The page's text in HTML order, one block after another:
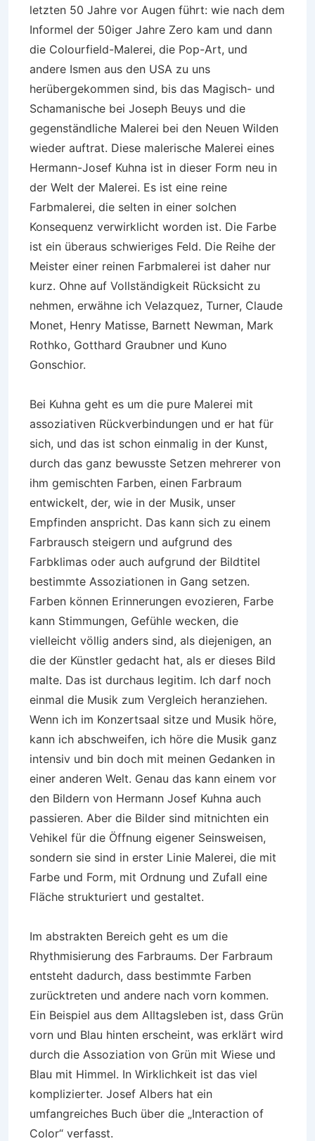
letzten 50 Jahre vor Augen führt: wie nach dem
Informel der 50iger Jahre Zero kam und dann
die Colourfield-Malerei, die Pop-Art, und
andere Ismen aus den USA zu uns
herübergekommen sind, bis das Magisch- und
Schamanische bei Joseph Beuys und die
gegenständliche Malerei bei den Neuen Wilden
wieder auftrat. Diese malerische Malerei eines
Hermann-Josef Kuhna ist in dieser Form neu in
der Welt der Malerei. Es ist eine reine
Farbmalerei, die selten in einer solchen
Konsequenz verwirklicht worden ist. Die Farbe
ist ein überaus schwieriges Feld. Die Reihe der
Meister einer reinen Farbmalerei ist daher nur
kurz. Ohne auf Vollständigkeit Rücksicht zu
nehmen, erwähne ich Velazquez, Turner, Claude
Monet, Henry Matisse, Barnett Newman, Mark
Rothko, Gotthard Graubner und Kuno
Gonschior.
Bei Kuhna geht es um die pure Malerei mit
assoziativen Rückverbindungen und er hat für
sich, und das ist schon einmalig in der Kunst,
durch das ganz bewusste Setzen mehrerer von
ihm gemischten Farben, einen Farbraum
entwickelt, der, wie in der Musik, unser
Empfinden anspricht. Das kann sich zu einem
Farbrausch steigern und aufgrund des
Farbklimas oder auch aufgrund der Bildtitel
bestimmte Assoziationen in Gang setzen.
Farben können Erinnerungen evozieren, Farbe
kann Stimmungen, Gefühle wecken, die
vielleicht völlig anders sind, als diejenigen, an
die der Künstler gedacht hat, als er dieses Bild
malte. Das ist durchaus legitim. Ich darf noch
einmal die Musik zum Vergleich heranziehen.
Wenn ich im Konzertsaal sitze und Musik höre,
kann ich abschweifen, ich höre die Musik ganz
intensiv und bin doch mit meinen Gedanken in
einer anderen Welt. Genau das kann einem vor
den Bildern von Hermann Josef Kuhna auch
passieren. Aber die Bilder sind mitnichten ein
Vehikel für die Öffnung eigener Seinsweisen,
sondern sie sind in erster Linie Malerei, die mit
Farbe und Form, mit Ordnung und Zufall eine
Fläche strukturiert und gestaltet.
Im abstrakten Bereich geht es um die
Rhythmisierung des Farbraums. Der Farbraum
entsteht dadurch, dass bestimmte Farben
zurücktreten und andere nach vorn kommen.
Ein Beispiel aus dem Alltagsleben ist, dass Grün
vorn und Blau hinten erscheint, was erklärt wird
durch die Assoziation von Grün mit Wiese und
Blau mit Himmel. In Wirklichkeit ist das viel
komplizierter. Josef Albers hat ein
umfangreiches Buch über die „Interaction of
Color“ verfasst.